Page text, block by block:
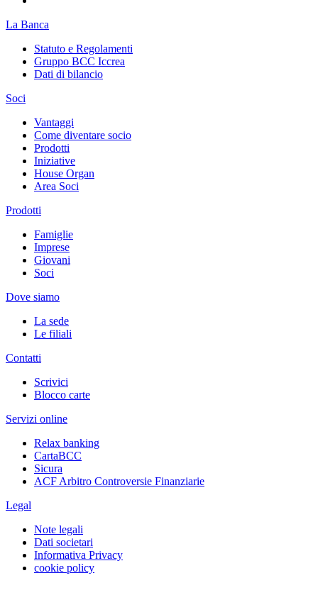
La Banca
Statuto e Regolamenti
Gruppo BCC Iccrea
Dati di bilancio
Soci
Vantaggi
Come diventare socio
Prodotti
Iniziative
House Organ
Area Soci
Prodotti
Famiglie
Imprese
Giovani
Soci
Dove siamo
La sede
Le filiali
Contatti
Scrivici
Blocco carte
Servizi online
Relax banking
CartaBCC
Sicura
ACF Arbitro Controversie Finanziarie
Legal
Note legali
Dati societari
Informativa Privacy
cookie policy